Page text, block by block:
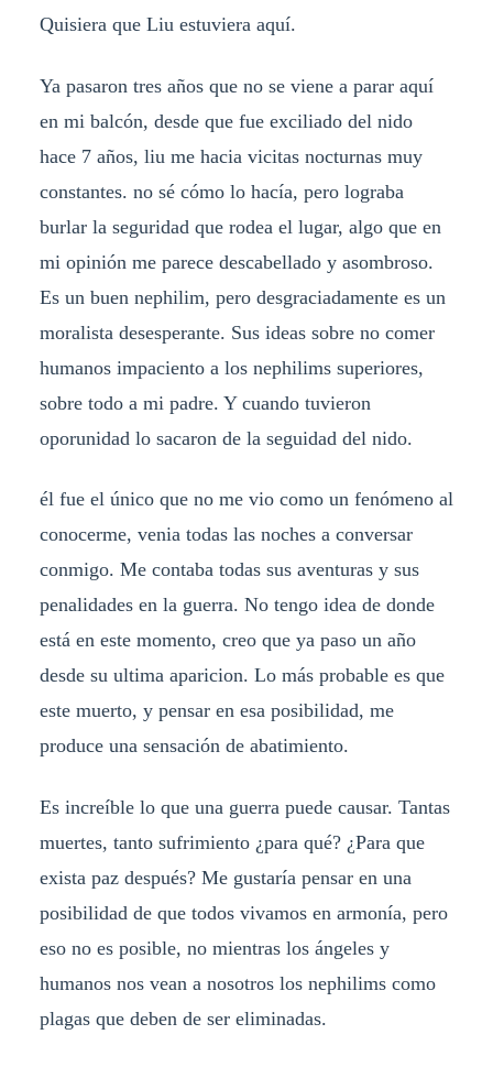
Quisiera que Liu estuviera aquí.
Ya pasaron tres años que no se viene a parar aquí
en mi balcón, desde que fue exciliado del nido
hace 7 años, liu me hacia vicitas nocturnas muy
constantes. no sé cómo lo hacía, pero lograba
burlar la seguridad que rodea el lugar, algo que en
mi opinión me parece descabellado y asombroso.
Es un buen nephilim, pero desgraciadamente es un
moralista desesperante. Sus ideas sobre no comer
humanos impaciento a los nephilims superiores,
sobre todo a mi padre. Y cuando tuvieron
oporunidad lo sacaron de la seguidad del nido.
él fue el único que no me vio como un fenómeno al
conocerme, venia todas las noches a conversar
conmigo. Me contaba todas sus aventuras y sus
penalidades en la guerra. No tengo idea de donde
está en este momento, creo que ya paso un año
desde su ultima aparicion. Lo más probable es que
este muerto, y pensar en esa posibilidad, me
produce una sensación de abatimiento.
Es increíble lo que una guerra puede causar. Tantas
muertes, tanto sufrimiento ¿para qué? ¿Para que
exista paz después? Me gustaría pensar en una
posibilidad de que todos vivamos en armonía, pero
eso no es posible, no mientras los ángeles y
humanos nos vean a nosotros los nephilims como
plagas que deben de ser eliminadas.